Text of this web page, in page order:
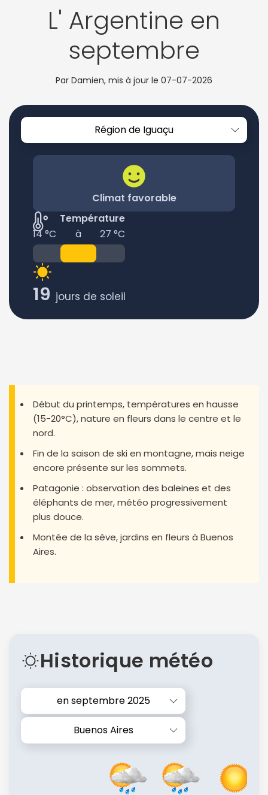
L' Argentine en
septembre
Par Damien, mis à jour le 07-07-2026
Région de Iguaçu
Climat favorable
Température
14 °C
à 27 °C
19 jours de soleil
Début du printemps, températures en hausse
(15-20°C), nature en fleurs dans le centre et le
nord.
Fin de la saison de ski en montagne, mais neige
encore présente sur les sommets.
Patagonie : observation des baleines et des
éléphants de mer, météo progressivement
plus douce.
Montée de la sève, jardins en fleurs à Buenos
Aires.
Historique météo
en septembre 2025
Buenos Aires